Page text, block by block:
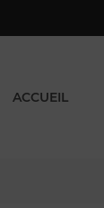
ACCUEIL